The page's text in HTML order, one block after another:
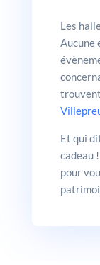
Les
Aucune
Et qui
cadeau
pour